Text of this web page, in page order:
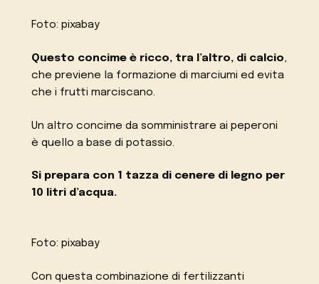
Foto: pixabay
Questo concime è ricco, tra l’altro, di calcio,
che previene la formazione di marciumi ed evita
che i frutti marciscano.
Un altro concime da somministrare ai peperoni
è quello a base di potassio.
Si prepara con 1 tazza di cenere di legno per
10 litri d’acqua.
Foto: pixabay
Con questa combinazione di fertilizzanti